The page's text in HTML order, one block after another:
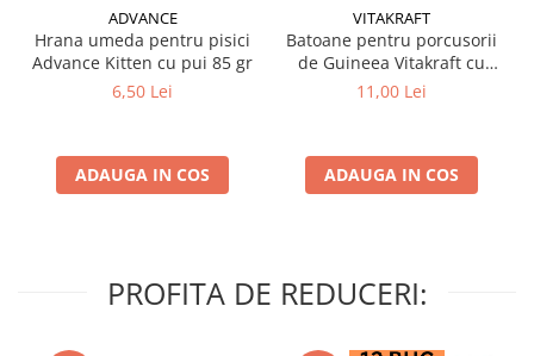
ADVANCE
Hrana umeda pentru pisici
Advance Kitten cu pui 85 gr
6,50 Lei
ADAUGA IN COS
VITAKRAFT
Batoane pentru porcusorii
de Guineea Vitakraft cu
struguri & nuci 2 buc
11,00 Lei
ADAUGA IN COS
PROFITA DE REDUCERI: